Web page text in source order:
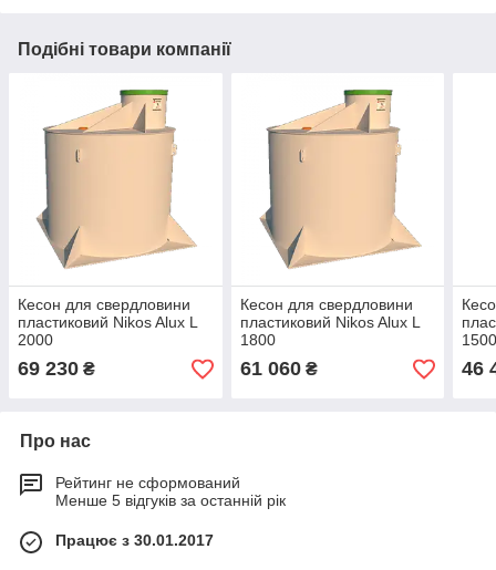
Подібні товари компанії
Кесон для свердловини
пластиковий Nikos Alux L
2000
69 230 ₴
Кесон для свердловини
пластиковий Nikos Alux L
1800
61 060₴ 46
Про нас
Рейтинг не сформований
Менше 5 відгуків за останній рік
Працює з 30.01.2017